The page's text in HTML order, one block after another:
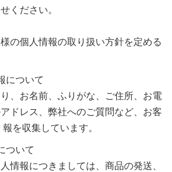
ください。
の個人情報の取り扱い方針を定める
について
、お名前、ふりがな、ご住所、お電
ドレス、弊社へのご質問など、お客
を収集しています。
ついて
情報につきましては、商品の発送、